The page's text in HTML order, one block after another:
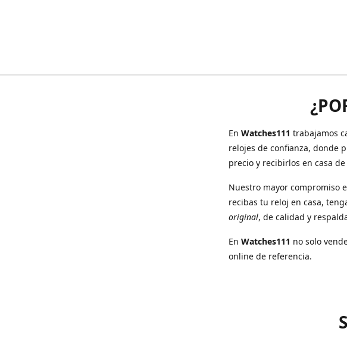
En Watches111 trabajamos
relojes de confianza, donde
precio y recibirlos en casa
Nuestro mayor compromiso
recibas tu reloj en casa,
original, de calidad y
En Watches111 no solo
online de referencia.